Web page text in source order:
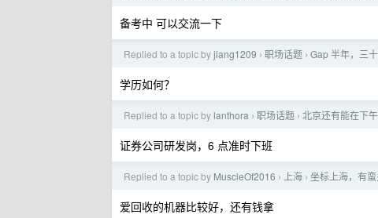
备考中 可以交流一下
Replied to a topic byjiang1209 › 职场话题 › Gap 半年，三
学历如何？
Replied to a topic by lanthora › 职场话题 › 北京还有能在下
证券公司研发岗，6 点准时下班
Replied to a topic by MuscleOf2016 › 上海 › 坐标上海，有
爱回收的机器比较好，还有钱拿